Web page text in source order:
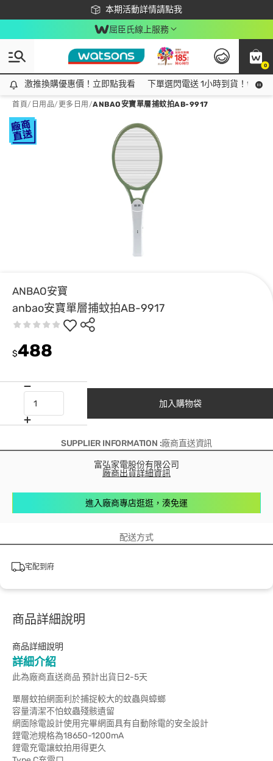
本期活動詳情請點我
下載app最高回饋$350
屈臣氏線上服務
0
激推換購優惠價！立即點我看
激推換購優惠價！立即點我看 下單選閃電送 1小時到貨！領神
首頁/ 日用品/ 更多日用 /ANBAO安寶單層捕蚊拍AB-9917
ANBAO安寶
anbao安寶單層捕蚊拍AB-9917
$488
加入購物袋
SUPPLIER INFORMATION :廠商直送資訊
富弘家電股份有限公司
廠商出貨詳細資訊
進入廠商專店逛逛，湊免運
配送方式
宅配到府
商品詳細說明
商品詳細說明
詳細介紹
此為廠商直送商品 預計出貨日2-5天
單層蚊拍網面利於捕捉較大的蚊蟲與蟑螂
容量清潔不怕蚊蟲殘骸遺留
網面除電設計使用完畢網面具有自動除電的安全設計
鋰電池規格為18650-1200mA
鋰電充電讓蚊拍用得更久